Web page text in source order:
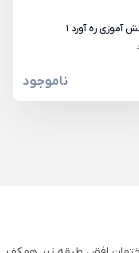
آموزی ره آورد 1
ناموجود